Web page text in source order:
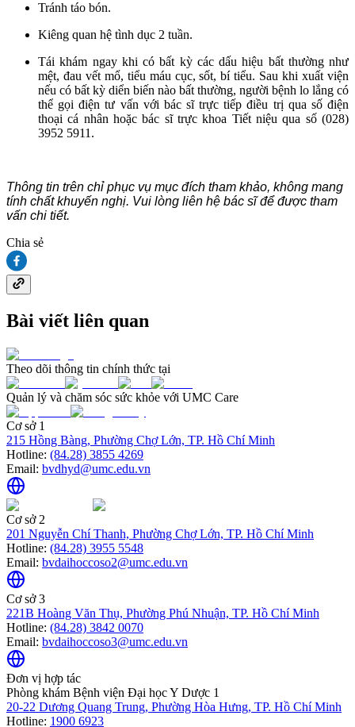
Tránh táo bón.
Kiêng quan hệ tình dục 2 tuần.
Tái khám ngay khi có bất kỳ các dấu hiệu bất thường như
mệt, đau vết mổ, tiểu máu cục, sốt, bí tiểu. Sau khi xuất viện
nếu có bất kỳ diển biến nào bất thường, người bệnh lo lắng có
thể gọi điện tư vấn với bác sĩ trực tiếp điều trị qua số điện
thoại cá nhân hoặc bác sĩ trực khoa Tiết niệu qua số (028)
3952 5911.
Thông tin trên chỉ phục vụ mục đích tham khảo, không mang
tính chất khuyến nghị. Vui lòng liên hệ bác sĩ để được tham
vấn chi tiết.
Chia sẻ
Bài viết liên quan
Theo dõi thông tin chính thức tại
Quản lý và chăm sóc sức khỏe với UMC Care
Cơ sở 1
215 Hồng Bàng, Phường Chợ Lớn, TP. Hồ Chí Minh
Hotline: (84.28) 3855 4269
Email: bvdhyd@umc.edu.vn
Cơ sở 2
201 Nguyễn Chí Thanh, Phường Chợ Lớn, TP. Hồ Chí Minh
Hotline: (84.28) 3955 5548
Email: bvdaihoccoso2@umc.edu.vn
Cơ sở 3
221B Hoàng Văn Thụ, Phường Phú Nhuận, TP. Hồ Chí Minh
Hotline: (84.28) 3842 0070
Email: bvdaihoccoso3@umc.edu.vn
Đơn vị hợp tác
Phòng khám Bệnh viện Đại học Y Dược 1
20-22 Dương Quang Trung, Phường Hòa Hưng, TP. Hồ Chí Minh
Hotline: 1900 6923